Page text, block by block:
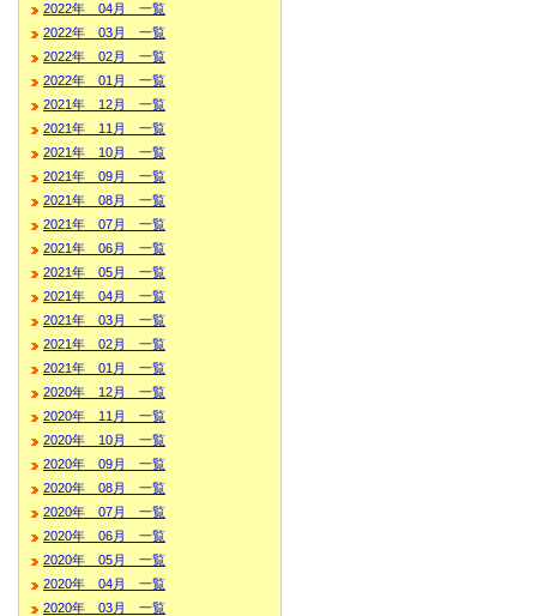
2022年 04月 一覧
2022年 03月 一覧
2022年 02月 一覧
2022年 01月 一覧
2021年 12月 一覧
2021年 11月 一覧
2021年 10月 一覧
2021年 09月 一覧
2021年 08月 一覧
2021年 07月 一覧
2021年 06月 一覧
2021年 05月 一覧
2021年 04月 一覧
2021年 03月 一覧
2021年 02月 一覧
2021年 01月 一覧
2020年 12月 一覧
2020年 11月 一覧
2020年 10月 一覧
2020年 09月 一覧
2020年 08月 一覧
2020年 07月 一覧
2020年 06月 一覧
2020年 05月 一覧
2020年 04月 一覧
2020年 03月 一覧